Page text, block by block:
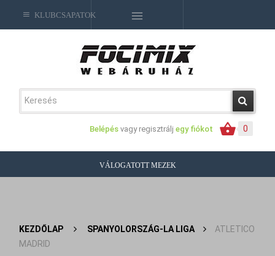
0
Belépés vagy regisztrálj egy fiókot
KLUBCSAPATOK
VÁLOGATOTT MEZEK
KEZDŐLAP > SPANYOLORSZÁG-LA LIGA >
ATLETICO
MADRID